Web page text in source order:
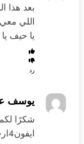
اللي
يا حيف
رد
يوسف
شكرًا
ايفون4ارجو منكم تزويدي بأى تحديث له